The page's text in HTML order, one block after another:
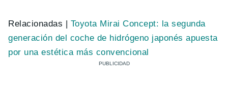
Relacionadas | Toyota Mirai Concept: la segunda
generación del coche de hidrógeno japonés apuesta
por una estética más convencional